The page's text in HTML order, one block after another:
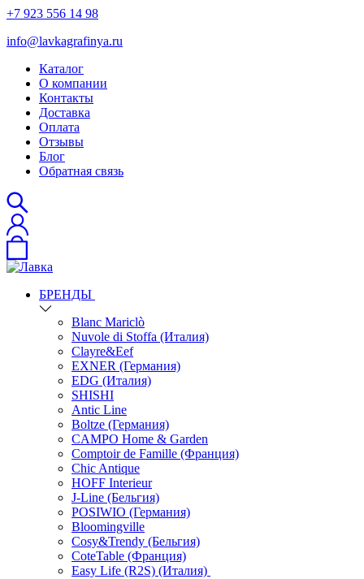
+7 923 556 14 98
info@lavkagrafinya.ru
Каталог
О компании
Контакты
Доставка
Оплата
Отзывы
Блог
Обратная связь
БРЕНДЫ
Blanc Mariclò
Nuvole di Stoffa (Италия)
Clayre&Eef
EXNER (Германия)
EDG (Италия)
SHISHI
Antic Line
Boltze (Германия)
CAMPO Home & Garden
Comptoir de Famille (Франция)
Chic Antique
HOFF Interieur
J-Line (Бельгия)
POSIWIO (Германия)
Bloomingville
Cosy&Trendy (Бельгия)
CoteTable (Франция)
Easy Life (R2S) (Италия)